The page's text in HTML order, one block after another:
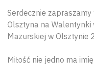
Serdecznie
Olsztyna na Walentynki
Mazurskiej w Olsztynie
Miłość nie jedno ma